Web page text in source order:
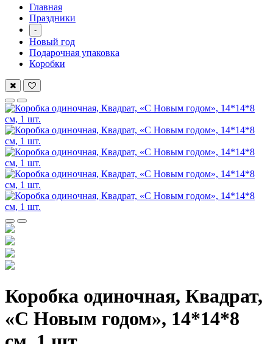
Главная
Праздники
-
Новый год
Подарочная упаковка
Коробки
Коробка одиночная, Квадрат,
«С Новым годом», 14*14*8